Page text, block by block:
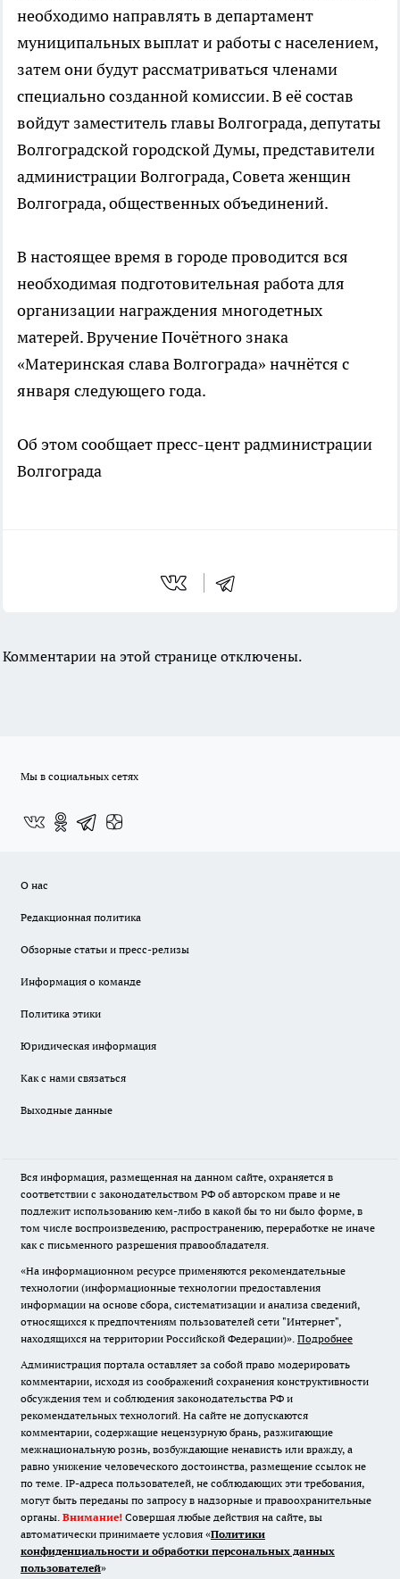
необходимо направлять в департамент
муниципальных выплат и работы с населением,
затем они будут рассматриваться членами
специально созданной комиссии. В её состав
войдут заместитель главы Волгограда, депутаты
Волгоградской городской Думы, представители
администрации Волгограда, Совета женщин
Волгограда, общественных объединений.
В настоящее время в городе проводится вся
необходимая подготовительная работа для
организации награждения многодетных
матерей. Вручение Почётного знака
«Материнская слава Волгограда» начнётся с
января следующего года.
Об этом сообщает пресс-цент радминистрации
Волгограда
Комментарии на этой странице отключены.
Мы в социальных сетях
О нас
Редакционная политика
Обзорные статьи и пресс-релизы
Информация о команде
Политика этики
Юридическая информация
Как с нами связаться
Выходные данные
Вся информация, размещенная на данном сайте, охраняется в
соответствии с законодательством РФ об авторском праве и не
подлежит использованию кем-либо в какой бы то ни было форме, в
том числе воспроизведению, распространению, переработке не иначе
как с письменного разрешения правообладателя.
«На информационном ресурсе применяются рекомендательные
технологии (информационные технологии предоставления
информации на основе сбора, систематизации и анализа сведений,
относящихся к предпочтениям пользователей сети "Интернет",
находящихся на территории Российской Федерации)». Подробнее
Администрация портала оставляет за собой право модерировать
комментарии, исходя из соображений сохранения конструктивности
обсуждения тем и соблюдения законодательства РФ и
рекомендательных технологий. На сайте не допускаются
комментарии, содержащие нецензурную брань, разжигающие
межнациональную рознь, возбуждающие ненависть или вражду, а
равно унижение человеческого достоинства, размещение ссылок не
по теме. IP-адреса пользователей, не соблюдающих эти требования,
могут быть переданы по запросу в надзорные и правоохранительные
органы. Внимание! Совершая любые действия на сайте, вы
автоматически принимаете условия «Политики
конфиденциальности и обработки персональных данных
пользователей»